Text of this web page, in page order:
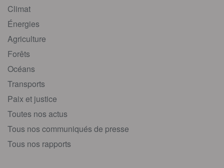
Climat
Énergies
Agriculture
Forêts
Océans
Transports
Paix et justice
Toutes nos actus
Tous nos communiqués de presse
Tous nos rapports